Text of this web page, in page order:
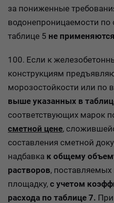
за пониженные
водонепроницаемости
таблице 5 не применяются
100. Если к
конструкциям
морозостойкости или по
выше указанных в
соответствующих марок
сметной цене,
составления сметной
надбавка к общему
растворов, поставляемых
площадку, с учетом
расхода по таблице 7.